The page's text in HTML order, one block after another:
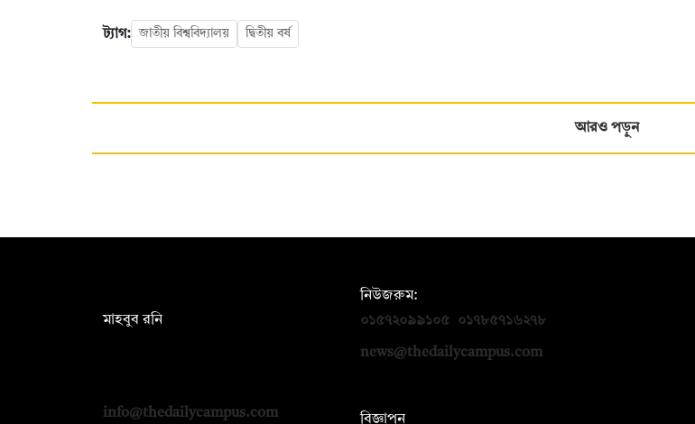
ট্যাগ: জাতীয় বিশ্ববিদ্যালয় দ্বিতীয় বর্ষ
আরও পড়ুন
মাহবুব রনি
info@thedailycampus.com
নিউজরুম:
০১৫৭২০৯৯১০৫
০১৭৮৫৭১৬২৭৮
news@thedailycampus.com
বিজ্ঞাপন